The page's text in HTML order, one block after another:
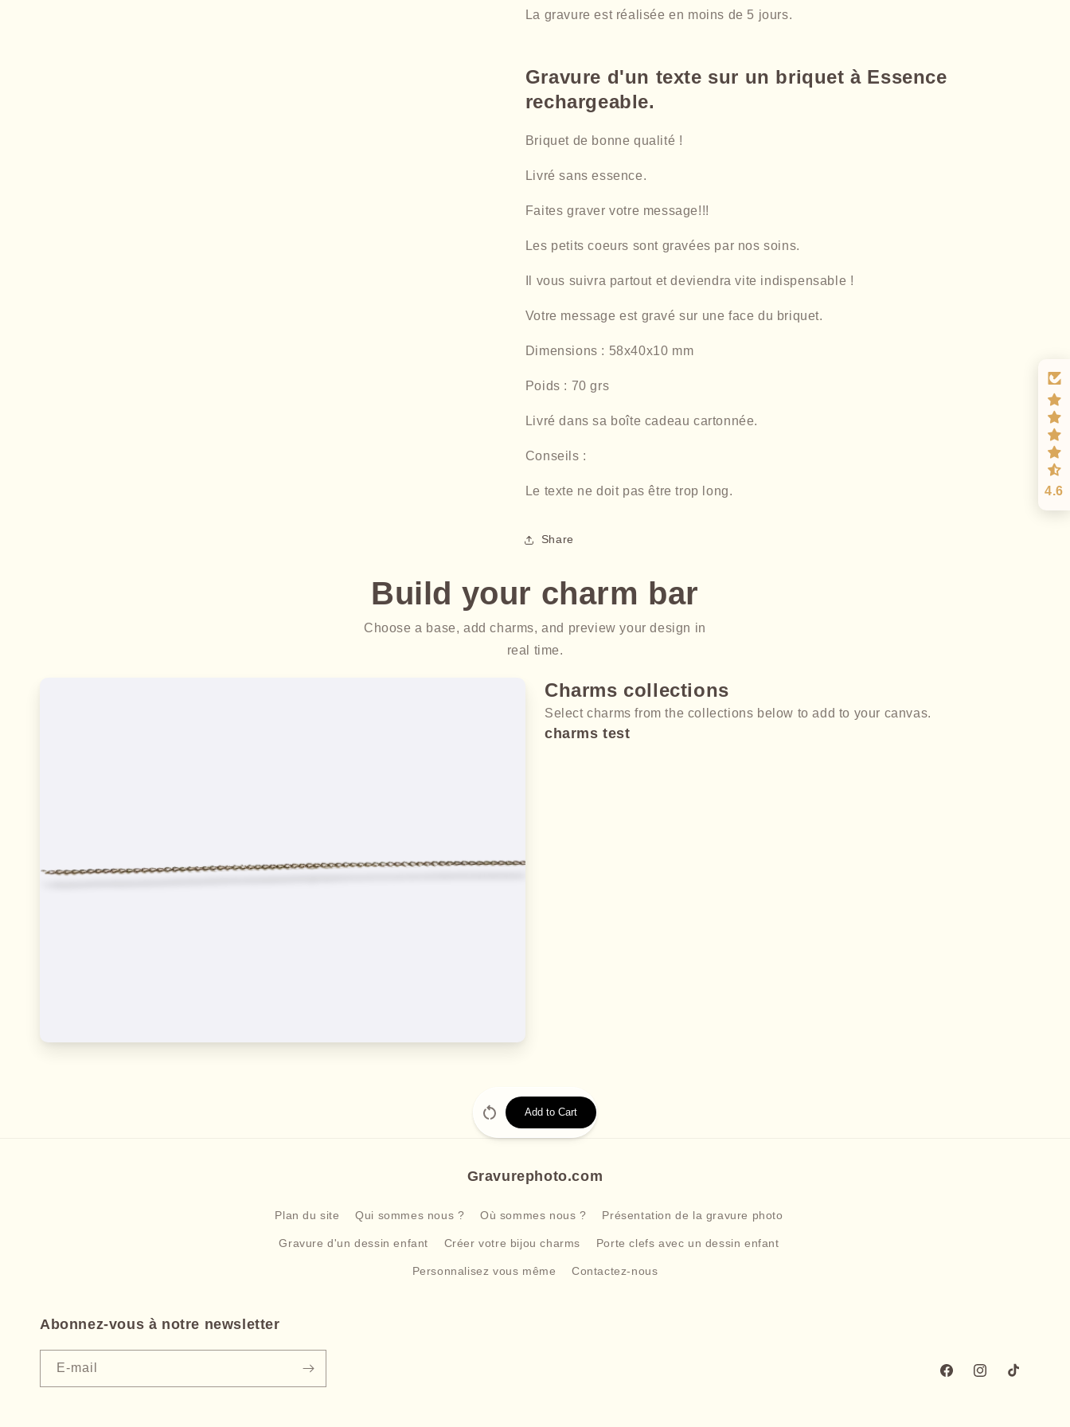
La gravure est réalisée en moins de 5 jours.
Gravure d'un texte sur un briquet à Essence
rechargeable.
Briquet de bonne qualité !
Livré sans essence.
Faites graver votre message!!!
Les petits coeurs sont gravées par nos soins.
Il vous suivra partout et deviendra vite indispensable !
Votre message est gravé sur une face du briquet.
Dimensions : 58x40x10 mm
Poids : 70 grs
Livré dans sa boîte cadeau cartonnée.
Conseils :
Le texte ne doit pas être trop long.
Share
Build your charm bar
Choose a base, add charms, and preview your design in
real time.
Charms collections
Select charms from the collections below to add to your canvas.
charms test
Add to Cart
Gravurephoto.com
Plan du site Qui sommes nous ? Où sommes nous ? Présentation de la gravure photo
Gravure d'un dessin enfant Créer votre bijou charms Porte clefs avec un dessin enfant
Personnalisez vous même Contactez-nous
Abonnez-vous à notre newsletter
E-mail
FacebookInstagramTikTok
4.6